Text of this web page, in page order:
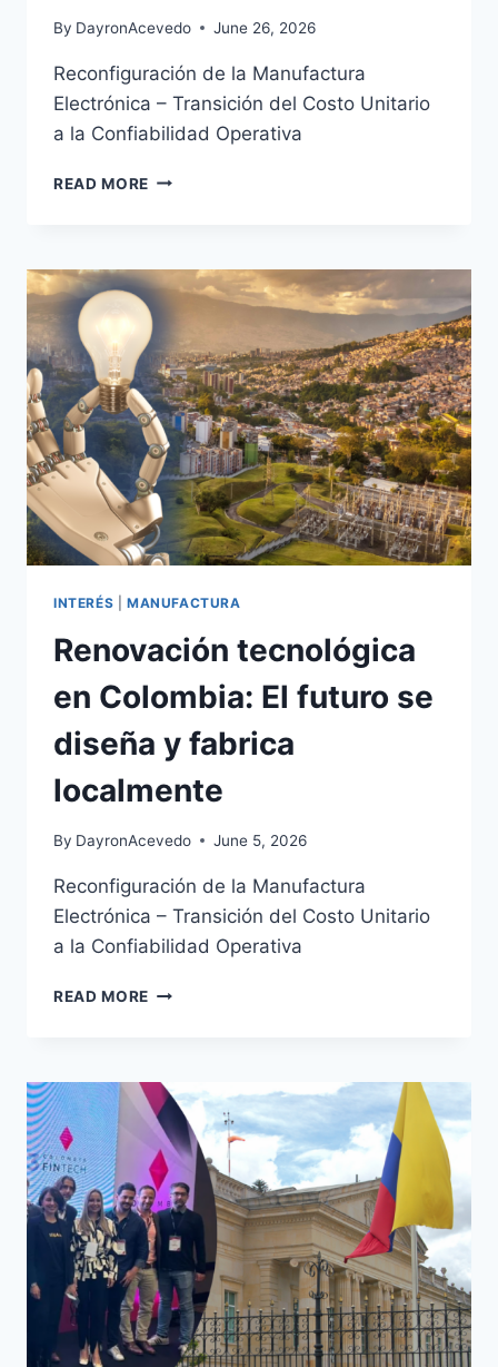
By DayronAcevedo June 26, 2026
Reconfiguración de la Manufactura
Electrónica – Transición del Costo Unitario
a la Confiabilidad Operativa
READ MORE
INTERÉS MANUFACTURA
Renovación tecnológica
en Colombia: El futuro se
diseña y fabrica
localmente
By DayronAcevedo June 5, 2026
Reconfiguración de la Manufactura
Electrónica – Transición del Costo Unitario
a la Confiabilidad Operativa
READ MORE